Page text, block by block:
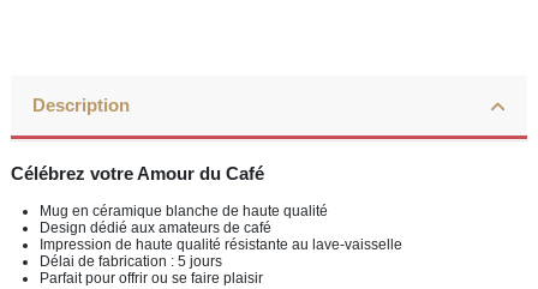
Description
Célébrez votre Amour du Café
Mug en céramique blanche de haute qualité
Design dédié aux amateurs de café
Impression de haute qualité résistante au lave-vaisselle
Délai de fabrication : 5 jours
Parfait pour offrir ou se faire plaisir